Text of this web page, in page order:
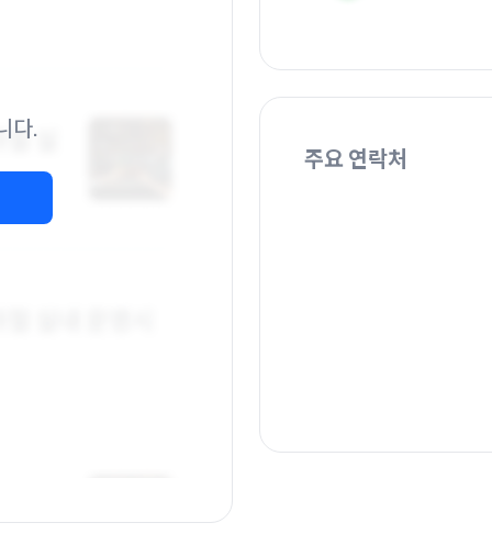
다.
주요 연락처